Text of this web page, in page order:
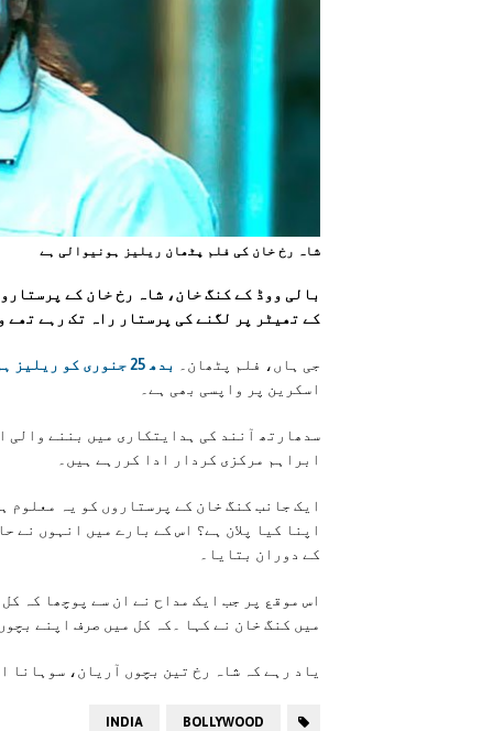
شاہ رخ خان کی فلم پٹھان ريليز ہونيوالی ہے
بالی ووڈ کے کنگ خان، شاہ رخ خان کے
کے تھیٹر پر لگنے کی پرستار راہ تک رہے تھے
جی ہاں، فلم پٹھان۔ بدھ 25 جنوری کو ریلیز ہورہی ہے، واضح رہے
اسکرین پر واپسی بھی ہے۔
سدھارتھ آنند کی ہدایتکاری میں بننے والی
ابراہم مرکزی کردار ادا کررہے ہیں۔
ایک جانب کنگ خان کے پرستاروں کو یہ معلوم
اپنا کیا پلان ہے؟ اس کے بارے میں انہوں نے
کے دوران بتایا۔
اس موقع پر جب ایک مداح نے ان سے پوچھا کہ
میں کنگ خان نے کہا ۔کہ کل میں صرف اپنے
یاد رہے کہ شاہ رخ تین بچوں آریان، سوہانا
BOLLYWOOD
INDIA